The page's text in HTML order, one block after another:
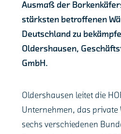
Ausmaß der
stärksten betroffenen
Deutschland zu
Oldershausen,
GmbH.
Oldershausen leitet die
Unternehmen, das private
sechs verschiedenen